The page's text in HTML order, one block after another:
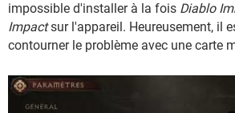
impossible d'installer à la fois Diablo
Impactsur l'appareil. Heureusement, il
contourner le problème avec une carte